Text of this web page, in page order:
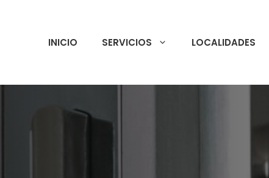
INICIO SERVICIOS LOCALIDADES